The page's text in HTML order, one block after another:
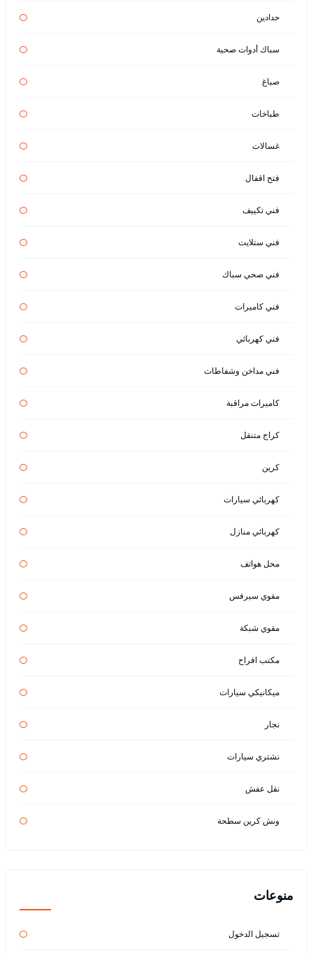
حدادين
سباك أدوات صحية
صباغ
طباخات
غسالات
فتح اقفال
فني تكييف
فني ستلايت
فني صحي سباك
فني كاميرات
فني كهربائي
فني مداخن وشفاطات
كاميرات مراقبة
كراج متنقل
كرين
كهربائي سيارات
كهربائي منازل
محل هواتف
مقوي سيرفس
مقوي شبكة
مكتب افراح
ميكانيكي سيارات
نجار
نشتري سيارات
نقل عفش
ونش كرين سطحة
منوعات
تسجيل الدخول